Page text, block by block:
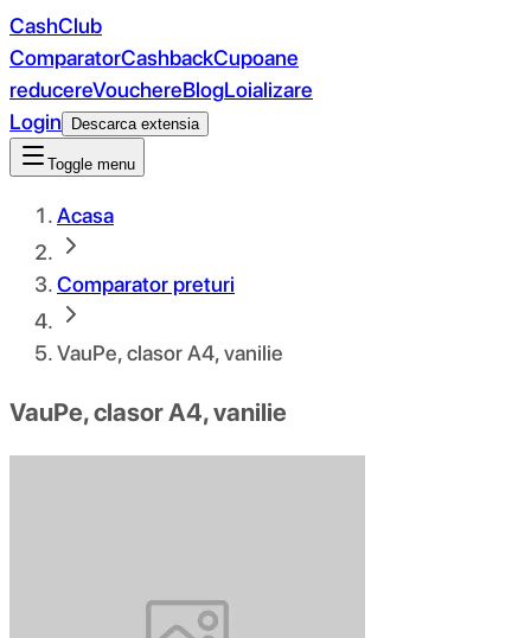
CashClub
ComparatorCashbackCupoane
reducereVouchereBlogLoializare
Login
Descarca extensia
Toggle menu
Acasa
Comparator preturi
VauPe, clasor A4, vanilie
VauPe, clasor A4, vanilie